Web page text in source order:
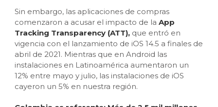
Sin embargo, las aplicaciones de compras
comenzaron a acusar el impacto de la App
Tracking Transparency (ATT), que entró en
vigencia con el lanzamiento de iOS 14.5 a finales de
abril de 2021. Mientras que en Android las
instalaciones en Latinoamérica aumentaron un
12% entre mayo y julio, las instalaciones de iOS
cayeron un 5% en nuestra región.